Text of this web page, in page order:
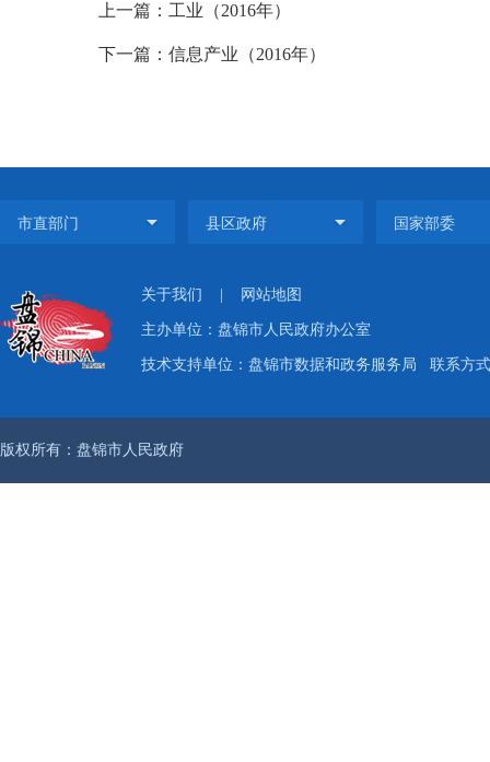
上一篇：工业（2016年）
下一篇：信息产业（2016年）
关于我们 网站地图
主办单位：盘锦市人民政府办公室
技术支持单位：盘锦市数据和政务服务局 联系方
版权所有：盘锦市人民政府